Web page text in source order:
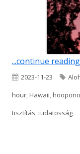
...continue reading
Published
on
2023-11-23
hour,Hawaii,
tisztítás,tudatosság